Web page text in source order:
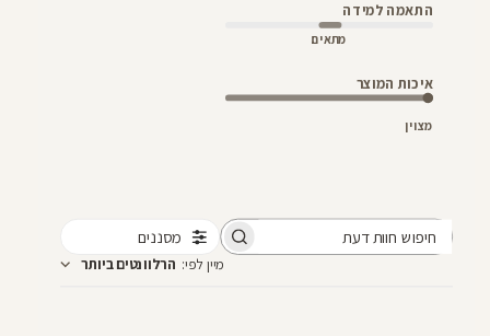
התאמה למידה
מתאים
איכות המוצר
מצוין
מסננים
מיין לפי: הרלוונטים ביותר